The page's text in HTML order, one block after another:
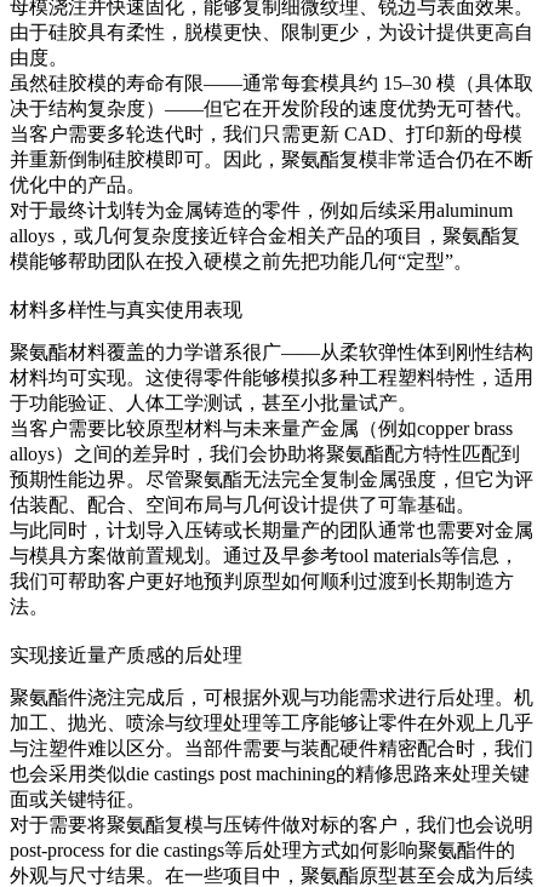
母模浇注并快速固化，能够复制细微纹理、锐边与表面效果。
由于硅胶具有柔性，脱模更快、限制更少，为设计提供更高自
由度。
虽然硅胶模的寿命有限——通常每套模具约 15–30 模（具体取
决于结构复杂度）——但它在开发阶段的速度优势无可替代。
当客户需要多轮迭代时，我们只需更新 CAD、打印新的母模
并重新倒制硅胶模即可。因此，聚氨酯复模非常适合仍在不断
优化中的产品。
对于最终计划转为金属铸造的零件，例如后续采用aluminum
alloys ，或几何复杂度接近锌合金相关产品的项目，聚氨酯复
模能够帮助团队在投入硬模之前先把功能几何“定型”。
材料多样性与真实使用表现
聚氨酯材料覆盖的力学谱系很广——从柔软弹性体到刚性结构
材料均可实现。这使得零件能够模拟多种工程塑料特性，适用
于功能验证、人体工学测试，甚至小批量试产。
当客户需要比较原型材料与未来量产金属（例如copper brass
alloys）之间的差异时，我们会协助将聚氨酯配方特性匹配到
预期性能边界。尽管聚氨酯无法完全复制金属强度，但它为评
估装配、配合、空间布局与几何设计提供了可靠基础。
与此同时，计划导入压铸或长期量产的团队通常也需要对金属
与模具方案做前置规划。通过及早参考tool materials等信息，
我们可帮助客户更好地预判原型如何顺利过渡到长期制造方
法。
实现接近量产质感的后处理
聚氨酯件浇注完成后，可根据外观与功能需求进行后处理。机
加工、抛光、喷涂与纹理处理等工序能够让零件在外观上几乎
与注塑件难以区分。当部件需要与装配硬件精密配合时，我们
也会采用类似die castings post machining的精修思路来处理关键
面或关键特征。
对于需要将聚氨酯复模与压铸件做对标的客户，我们也会说明
post-process for die castings等后处理方式如何影响聚氨酯件的
外观与尺寸结果。在一些项目中，聚氨酯原型甚至会成为后续